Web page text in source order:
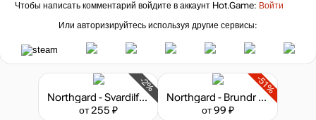
Чтобы написать комментарий войдите в аккаунт Hot.Game: Войти
Или авторизируйтесь используя другие сервисы:
-2%
Northgard - Svardilfari, Clan of the Horse
от 255 ₽
-51%
Northgard - Brundr & Kaelinn, Clan of the Lynx
от 99 ₽